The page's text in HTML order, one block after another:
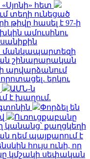
հետ
տեղի ունեցած
թիվը հասել է 97-ի
ամուսինու
մանկապարտեզի
շինարարական
արվարձանում
երկու
ԱՄՆ-ն
է խաղում.
Փորձել են
Ուռուցքաբանը
կանանց՝ քաղցկեղի
դեմ պայքարում է
հույս ունի, որ
կմշակի սեփական